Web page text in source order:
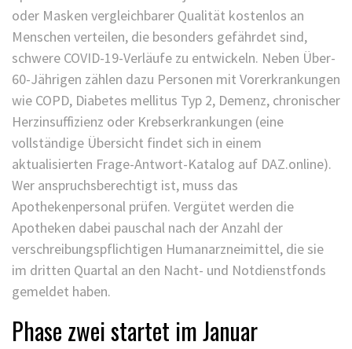
oder Masken vergleichbarer Qualität kostenlos an
Menschen verteilen, die besonders gefährdet sind,
schwere COVID-19-Verläufe zu entwickeln. Neben Über-
60-Jährigen zählen dazu Personen mit Vorerkrankungen
wie COPD, Diabetes mellitus Typ 2, Demenz, chronischer
Herzinsuffizienz oder Krebserkrankungen (eine
vollständige Übersicht findet sich in einem
aktualisierten Frage-Antwort-Katalog auf DAZ.online).
Wer anspruchsberechtigt ist, muss das
Apothekenpersonal prüfen. Vergütet werden die
Apotheken dabei pauschal nach der Anzahl der
verschreibungspflichtigen Humanarzneimittel, die sie
im dritten Quartal an den Nacht- und Notdienstfonds
gemeldet haben.
Phase zwei startet im Januar